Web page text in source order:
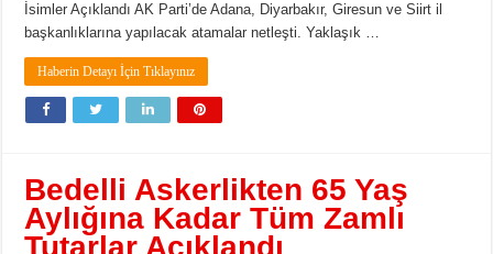
İsimler Açıklandı AK Parti’de Adana, Diyarbakır, Giresun ve Siirt il
başkanlıklarına yapılacak atamalar netleşti. Yaklaşık …
Haberin Detayı İçin Tıklayınız
Bedelli Askerlikten 65 Yaş
Aylığına Kadar Tüm Zamlı
Tutarlar Açıklandı